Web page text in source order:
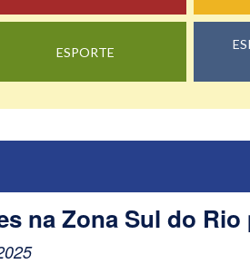
ESPORTE
na Zona Sul do